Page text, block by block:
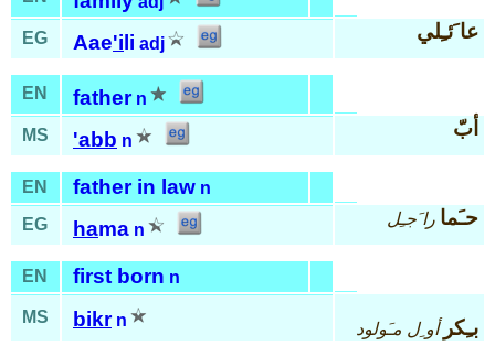
EG
Aae'i li adj
عا َئـِلي
EN father n
MS
'abb n
أبّ
EN father in law n
EG
hama n
حـَما را َجـِل
EN first born n
MS bikr n بـِكر أو ِل مـَولود